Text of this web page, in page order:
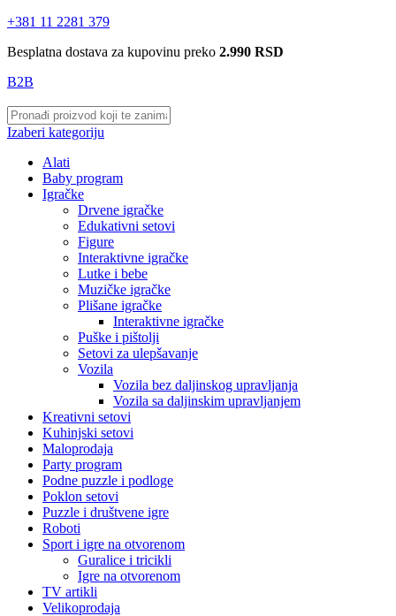
+381 11 2281 379
Besplatna dostava za kupovinu preko 2.990 RSD
B2B
Izaberi kategoriju
Alati
Baby program
Igračke
Drvene igračke
Edukativni setovi
Figure
Interaktivne igračke
Lutke i bebe
Muzičke igračke
Plišane igračke
Interaktivne igračke
Puške i pištolji
Setovi za ulepšavanje
Vozila
Vozila bez daljinskog upravljanja
Vozila sa daljinskim upravljanjem
Kreativni setovi
Kuhinjski setovi
Maloprodaja
Party program
Podne puzzle i podloge
Poklon setovi
Puzzle i društvene igre
Roboti
Sport i igre na otvorenom
Guralice i tricikli
Igre na otvorenom
TV artikli
Velikoprodaja